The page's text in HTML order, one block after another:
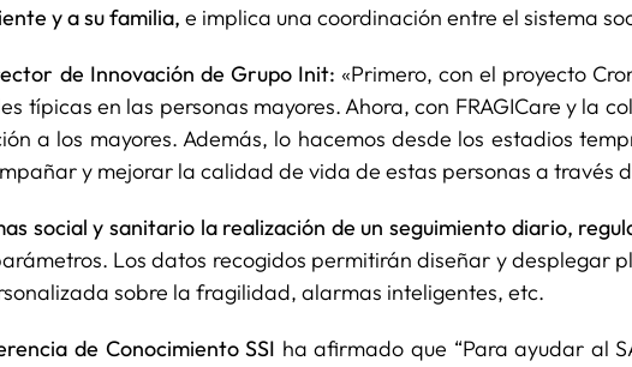
y a su familia, e implica una coordinación entre el sistema
de Innovación de Grupo Init: «Primero, con el proyecto
típicas en las personas mayores. Ahora, con FRAGICare y la
a los mayores. Además, lo hacemos desde los estadios
y mejorar la calidad de vida de estas personas a través
social y sanitario la realización de un seguimiento diario,
Los datos recogidos permitirán diseñar y desplegar
sobre la fragilidad, alarmas inteligentes, etc.
de Conocimiento SSI ha afirmado que “Para ayudar al